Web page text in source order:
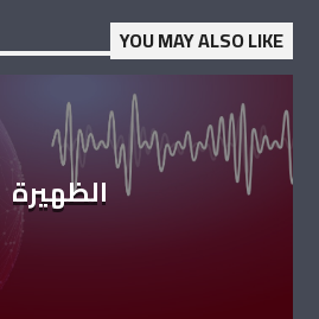
YOU MAY ALSO LIKE
الظهيرة